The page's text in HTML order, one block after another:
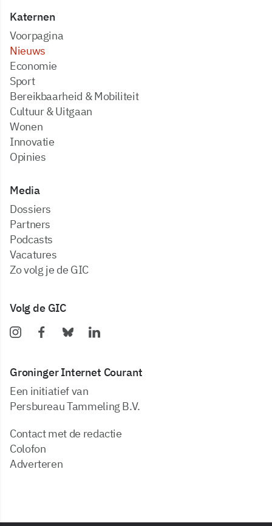
Katernen
Voorpagina
Nieuws
Economie
Sport
Bereikbaarheid & Mobiliteit
Cultuur & Uitgaan
Wonen
Innovatie
Opinies
Media
dossiers
partners
podcasts
vacatures
zo volg je de GIC
Volg de GIC
Groninger Internet Courant
Een initiatief van
Persbureau Tammeling B.V.
Contact met de redactie
Colofon
Adverteren